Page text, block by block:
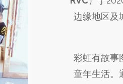
边缘地区及
彩虹有故事
童年生活。